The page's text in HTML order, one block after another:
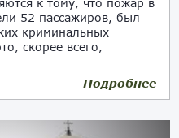
к тому, что пожар в
52 пассажиров, был
криминальных
скорее всего,
Подробнее